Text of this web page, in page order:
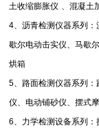
土收缩膨胀仪 、混凝土
4、沥青检测仪器系列
歇尔电动击实仪、马歇
烘箱
5、路面检测仪器系列
仪、电动铺砂仪、摆式
6、力学检测设备系列